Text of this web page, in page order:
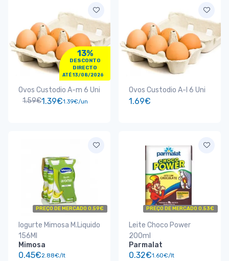
13%
DESCONTO
DIRECTO
ATÉ 13/08/2026
Ovos Custodio A-m 6 Uni
1.59€1.39€1.39€/un
Ovos Custodio A-l 6 Uni
1.69€
PREÇO DE MERCADO 0.59€
Iogurte Mimosa M.Liquido
156Ml
Mimosa
0.45€2.88€/lt
PREÇO DE MERCADO 0.53€
Leite Choco Power
200ml
Parmalat
0.32€1.60€/lt